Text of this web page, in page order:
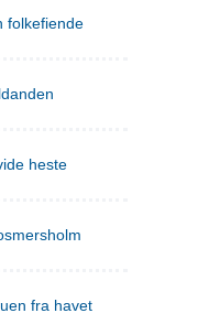
folkefiende
heste
fra havet